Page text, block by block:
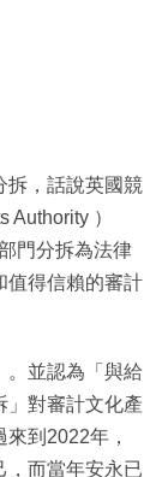
拆，話說英國競
）
門分拆為法律
值得信賴的審計
。並認為「與給
」對審計文化產
到2022年，
，而當年安永已